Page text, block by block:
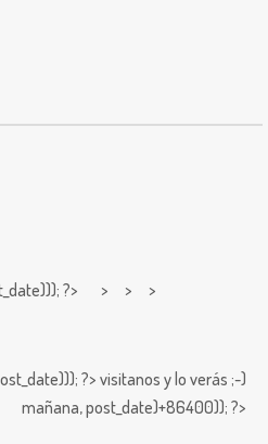
?> > > >
?>visitanos y lo verás ;-)
mañana,post_date)+86400)); ?>